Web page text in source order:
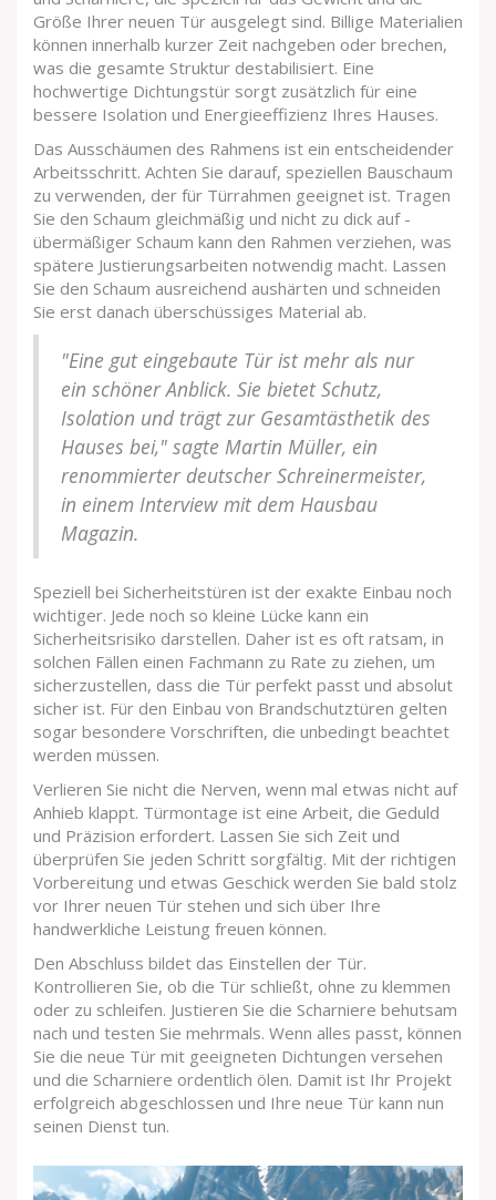
Größe Ihrer neuen Tür ausgelegt sind. Billige Materialien
können innerhalb kurzer Zeit nachgeben oder brechen,
was die gesamte Struktur destabilisiert. Eine
hochwertige Dichtungstür sorgt zusätzlich für eine
bessere Isolation und Energieeffizienz Ihres Hauses.
Das Ausschäumen des Rahmens ist ein entscheidender
Arbeitsschritt. Achten Sie darauf, speziellen Bauschaum
zu verwenden, der für Türrahmen geeignet ist. Tragen
Sie den Schaum gleichmäßig und nicht zu dick auf -
übermäßiger Schaum kann den Rahmen verziehen, was
spätere Justierungsarbeiten notwendig macht. Lassen
Sie den Schaum ausreichend aushärten und schneiden
Sie erst danach überschüssiges Material ab.
"Eine gut eingebaute Tür ist mehr als nur
ein schöner Anblick. Sie bietet Schutz,
Isolation und trägt zur Gesamtästhetik des
Hauses bei," sagte Martin Müller, ein
renommierter deutscher Schreinermeister,
in einem Interview mit dem Hausbau
Magazin.
Speziell bei Sicherheitstüren ist der exakte Einbau noch
wichtiger. Jede noch so kleine Lücke kann ein
Sicherheitsrisiko darstellen. Daher ist es oft ratsam, in
solchen Fällen einen Fachmann zu Rate zu ziehen, um
sicherzustellen, dass die Tür perfekt passt und absolut
sicher ist. Für den Einbau von Brandschutztüren gelten
sogar besondere Vorschriften, die unbedingt beachtet
werden müssen.
Verlieren Sie nicht die Nerven, wenn mal etwas nicht auf
Anhieb klappt. Türmontage ist eine Arbeit, die Geduld
und Präzision erfordert. Lassen Sie sich Zeit und
überprüfen Sie jeden Schritt sorgfältig. Mit der richtigen
Vorbereitung und etwas Geschick werden Sie bald stolz
vor Ihrer neuen Tür stehen und sich über Ihre
handwerkliche Leistung freuen können.
Den Abschluss bildet das Einstellen der Tür.
Kontrollieren Sie, ob die Tür schließt, ohne zu klemmen
oder zu schleifen. Justieren Sie die Scharniere behutsam
nach und testen Sie mehrmals. Wenn alles passt, können
Sie die neue Tür mit geeigneten Dichtungen versehen
und die Scharniere ordentlich ölen. Damit ist Ihr Projekt
erfolgreich abgeschlossen und Ihre neue Tür kann nun
seinen Dienst tun.